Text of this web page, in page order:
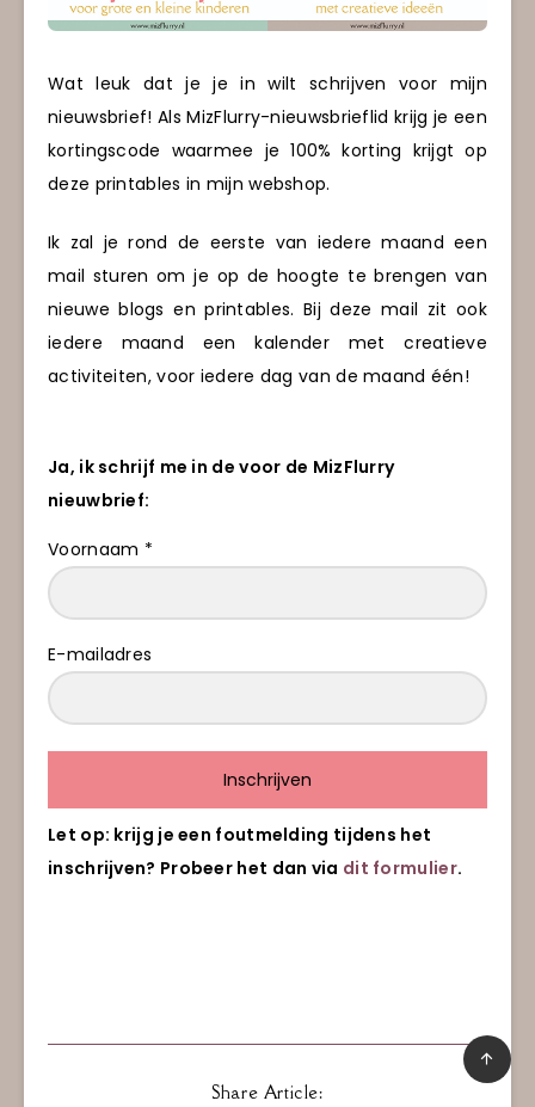
Wat leuk dat je je in wilt schrijven voor mijn
nieuwsbrief! Als MizFlurry-nieuwsbrieflid krijg je een
kortingscode waarmee je 100% korting krijgt op
deze printables in mijn webshop.
Ik zal je rond de eerste van iedere maand een
mail sturen om je op de hoogte te brengen van
nieuwe blogs en printables. Bij deze mail zit ook
iedere maand een kalender met creatieve
activiteiten, voor iedere dag van de maand één!
Ja, ik schrijf me in de voor de MizFlurry
nieuwbrief:
Voornaam *
E-mailadres
Inschrijven
Let op: krijg je een foutmelding tijdens het
inschrijven? Probeer het dan via dit formulier.
Share Article: